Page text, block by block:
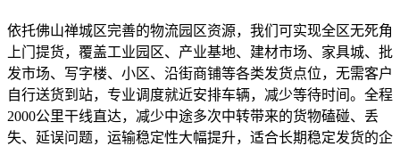
依托佛山禅城区完善的物流园区资源，我们可实现全区无死角
上门提货，覆盖工业园区、产业基地、建材市场、家具城、批
发市场、写字楼、小区、沿街商铺等各类发货点位，无需客户
自行送货到站，专业调度就近安排车辆，减少等待时间。全程
2000公里干线直达，减少中途多次中转带来的货物磕碰、丢
失、延误问题，运输稳定性大幅提升，适合长期稳定发货的企